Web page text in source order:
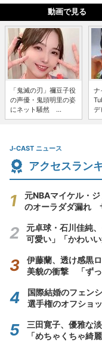
動画で見る
「鬼滅の刃」禰豆子役
の声優・鬼頭明里の姿
にネット騒然 ...
ナ
デ
J-CAST ニュース
アクセスラン
元NBAマイケル・
のオーラダダ漏れ
元卓球・石川佳純
可愛い」「かわい
伊藤蘭、透け感黒
美貌の衝撃 「ずっ
国際結婚のフェン
選手権のオフショ
三田寛子、優雅な
「めちゃくちゃ綺